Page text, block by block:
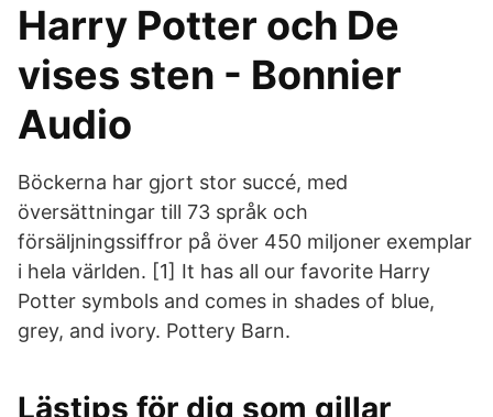
Harry Potter och De
vises sten - Bonnier
Audio
Böckerna har gjort stor succé, med
översättningar till 73 språk och
försäljningssiffror på över 450 miljoner exemplar
i hela världen. [1] It has all our favorite Harry
Potter symbols and comes in shades of blue,
grey, and ivory. Pottery Barn.
Lästips för dig som gillar